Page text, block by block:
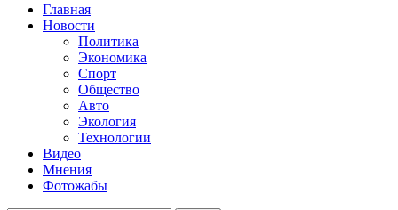
Главная
Новости
Политика
Экономика
Спорт
Общество
Авто
Экология
Технологии
Видео
Мнения
Фотожабы